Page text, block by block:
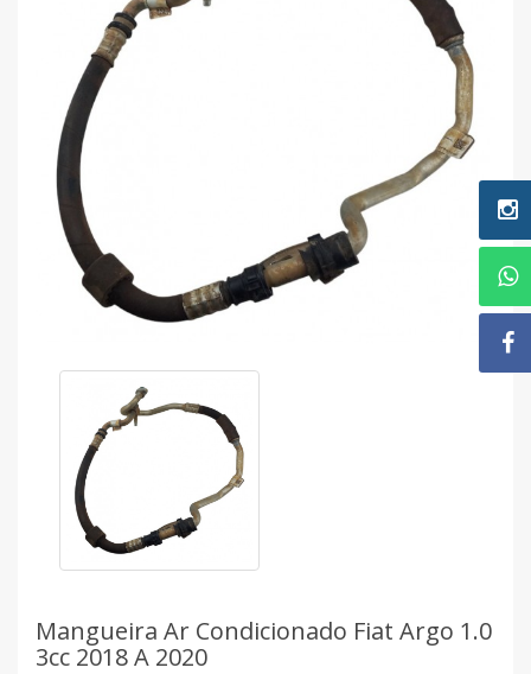
Mangueira Ar Condicionado Fiat Argo 1.0
3cc 2018 A 2020